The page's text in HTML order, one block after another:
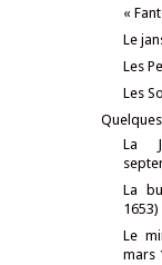
«
Le
Les
Les
La
La
1653)
Le
mars